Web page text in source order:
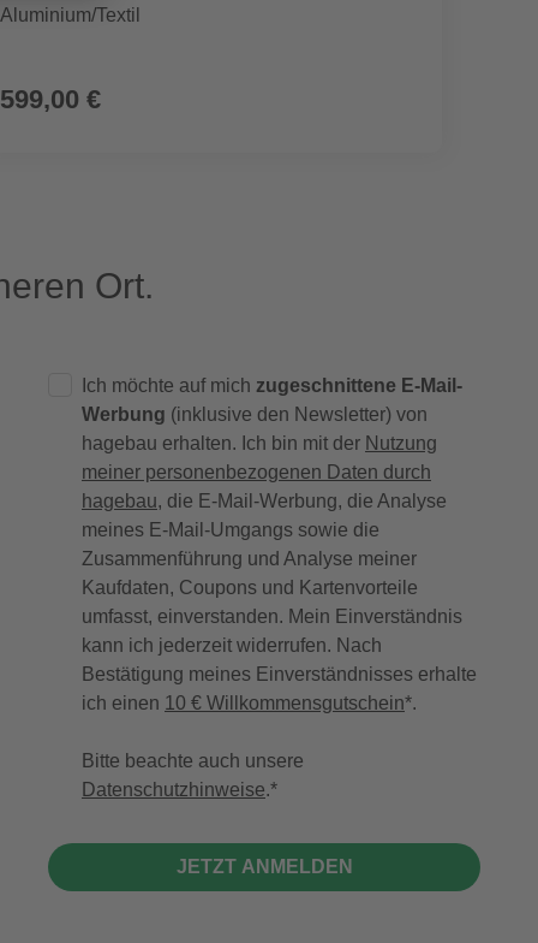
Aluminium/Textil
599,00 €
Ort.
Ich möchte auf mich zugeschnittene E-Mail-
Werbung (inklusive den Newsletter) von
hagebau erhalten. Ich bin mit der Nutzung
meiner personenbezogenen Daten durch
hagebau, die E-Mail-Werbung, die Analyse
meines E-Mail-Umgangs sowie die
Zusammenführung und Analyse meiner
Kaufdaten, Coupons und Kartenvorteile
umfasst, einverstanden. Mein Einverständnis
kann ich jederzeit widerrufen. Nach
Bestätigung meines Einverständnisses erhalte
ich einen 10 € Willkommensgutschein*.
Bitte beachte auch unsere
Datenschutzhinweise.
JETZT ANMELDEN